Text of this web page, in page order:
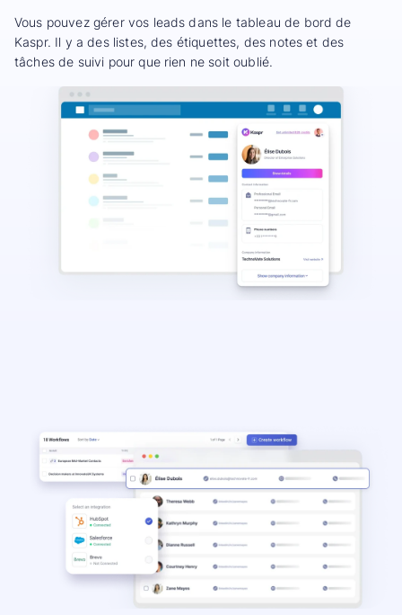
Vous pouvez gérer vos leads dans le tableau de bord de
Kaspr. Il y a des listes, des étiquettes, des notes et des
tâches de suivi pour que rien ne soit oublié.